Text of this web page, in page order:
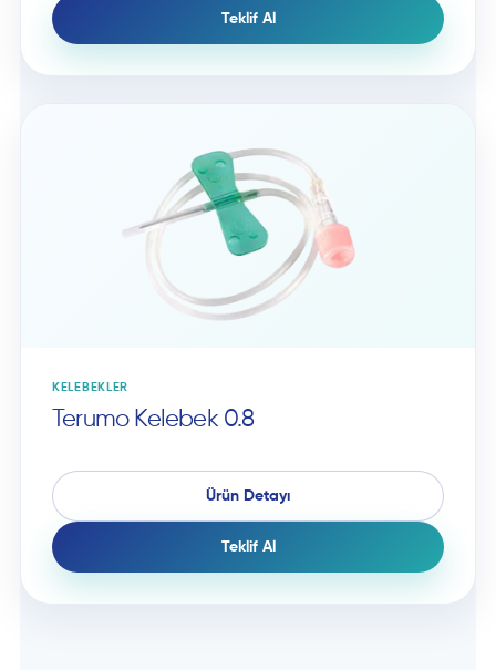
Teklif Al
KELEBEKLER
Terumo Kelebek 0.8
Ürün Detayı
Teklif Al